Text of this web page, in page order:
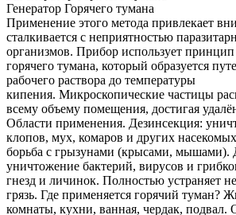
Генератор Горячего тумана
Применение этого метода привлекает
сталкивается с неприятностью
организмов. Прибор использует
горячего тумана, который образуется
рабочего раствора до температуры
кипения. Микроскопические частицы
всему объему помещения, достигая
Области применения. Дезинсекция:
клопов, мух, комаров и других
борьба с грызунами (крысами, мышами).
уничтожение бактерий, вирусов и
гнезд и личинок. Полностью устраняет
грязь. Где применяется горячий туман?
комнаты, кухни, ванная, чердак, подвал.